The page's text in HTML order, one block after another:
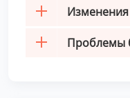
Проблемы